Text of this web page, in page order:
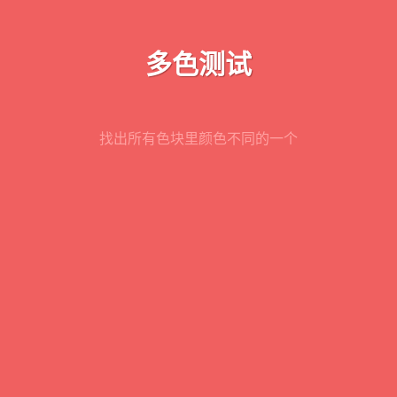
多色测试
找出所有色块里颜色不同的一个